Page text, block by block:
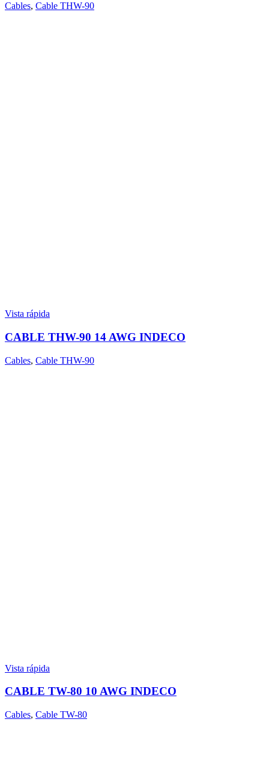
Cables, Cable THW-90
Vista rápida
CABLE THW-90 14 AWG INDECO
Cables, Cable THW-90
Vista rápida
CABLE TW-80 10 AWG INDECO
Cables, Cable TW-80